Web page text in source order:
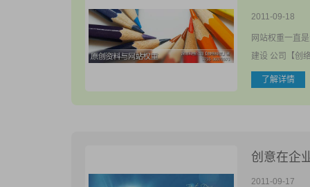
2011-09-18
网站权重一直
建设 公司【创
了解详情
创意在企
2011-09-17